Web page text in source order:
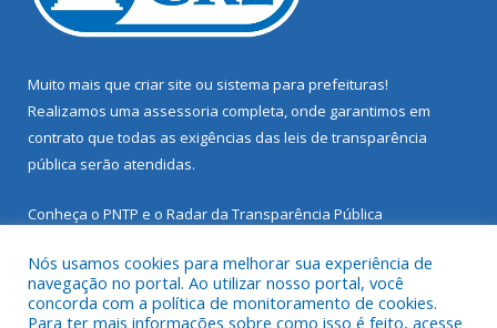
Muito mais que criar site ou sistema para prefeituras!
Realizamos uma assessoria completa, onde garantimos em
contrato que todas as exigências das leis de transparência
pública serão atendidas.
Conheça o PNTP e o Radar da Transparência Pública
Nós usamos cookies para melhorar sua experiência de
navegação no portal. Ao utilizar nosso portal, você
concorda com a política de monitoramento de cookies.
Para ter mais informações sobre como isso é feito, acesse